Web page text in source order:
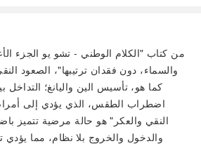
من كتاب "الكلام الوطني - تشو يو الجزء
والسماء، دون فقدان ترتيبها"، الصعود
كما هو، تأسيس الين واليانغ؛
اضطراب الطقس، الذي يؤدي إلى
النقي والعكر" هو حالة مرضية تتميز
والدخول والخروج بلا نظام، مما يؤدي